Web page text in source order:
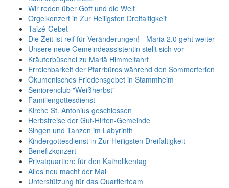
Wir reden über Gott und die Welt
Orgelkonzert in Zur Heiligsten Dreifaltigkeit
Taizé-Gebet
Die Zeit ist reif für Veränderungen! - Maria 2.0 geht weiter
Unsere neue Gemeindeassistentin stellt sich vor
Kräuterbüschel zu Mariä Himmelfahrt
Erreichbarkeit der Pfarrbüros während den Sommerferien
Ökumenisches Friedensgebet in Stammheim
Seniorenclub "Weißherbst"
Familiengottesdienst
Kirche St. Antonius geschlossen
Herbstreise der Gut-Hirten-Gemeinde
Singen und Tanzen im Labyrinth
Kindergottesdienst in Zur Heiligsten Dreifaltigkeit
Benefizkonzert
Privatquartiere für den Katholikentag
Alles neu macht der Mai
Unterstützung für das Quartierteam